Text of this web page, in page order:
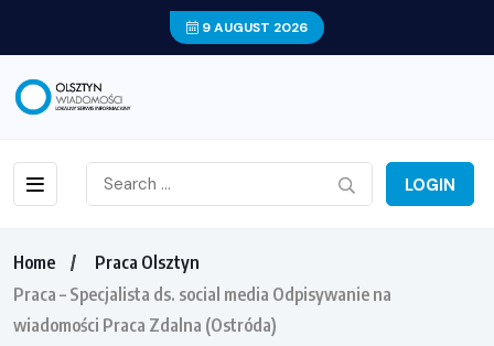
9 AUGUST 2026
LOGIN
Home
Praca Olsztyn
Praca – Specjalista ds. social media Odpisywanie na
wiadomości Praca Zdalna (Ostróda)